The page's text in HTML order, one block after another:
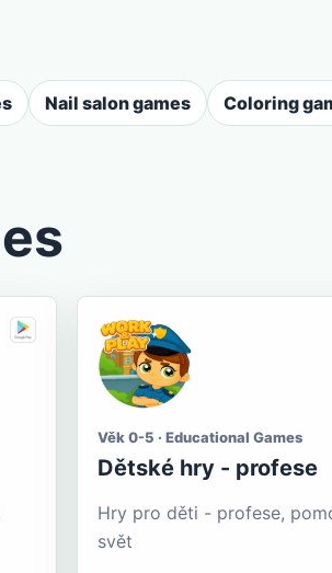
Nail salon games Coloring
Věk 0-5 · Educational Games
Dětské hry - profese
Hry pro děti - profese,
svět